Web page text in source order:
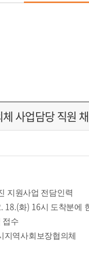
사업담당 직원
지원사업 전담인력
18.(화) 16시 도착분에
접수
지역사회보장협의체